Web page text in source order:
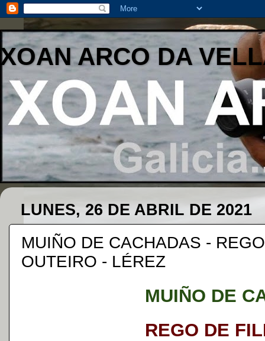
XOAN ARCO DA
LUNES, 26 DE ABRIL DE 2021
MUIÑO DE CACHADAS -
OUTEIRO - LÉREZ
MUIÑO DE
REGO DE